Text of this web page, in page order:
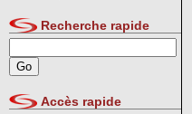
Recherche rapide
Accès rapide